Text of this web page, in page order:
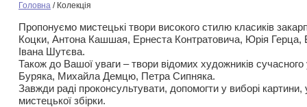
Головна / Колекція
Пропонуємо мистецькі твори високого стилю класиків
Коцки, Антона Кашшая, Ернеста Контратовича, Юрія
Івана Шутєва.
Також до Вашої уваги – твори відомих художників
Буряка, Михайла Демцю, Петра Сипняка.
Завжди раді проконсультувати, допомогти у виборі картини,
мистецької збірки.